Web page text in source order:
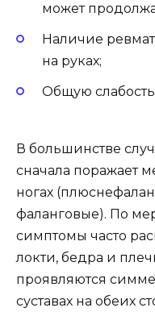
может
Наличие
на руках;
Общую
В большинстве
сначала поражает
ногах
фаланговые). По
симптомы часто
локти, бедра и
проявляются
суставах на обеих